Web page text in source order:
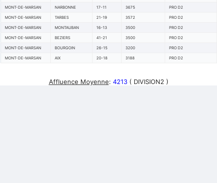
MONT-DE-MARSAN NARBONNE 17-11 3675 PRO D2
MONT-DE-MARSAN TARBES 21-19 3572 PRO D2
MONT-DE-MARSAN MONTAUBAN 16-13 3500 PRO D2
MONT-DE-MARSAN BEZIERS 41-21 3500 PRO D2
MONT-DE-MARSAN BOURGOIN 26-15 3200 PRO D2
MONT-DE-MARSAN AIX 20-18 3188 PRO D2
Affluence Moyenne: 4213 ( DIVISION2 )